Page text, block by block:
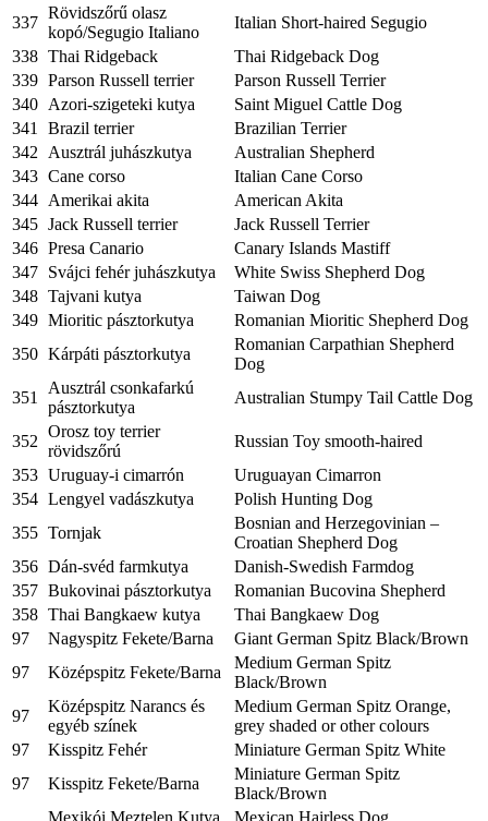
337
Rövidszőrű olasz
kopó/Segugio Italiano
Italian Short-haired Segugio
338 Thai Ridgeback
Thai Ridgeback Dog
339 Parson Russell terrier
Parson Russell Terrier
340 Azori-szigeteki kutya
Saint Miguel Cattle Dog
341
Brazil terrier
Brazilian Terrier
342
Ausztrál juhászkutya
Australian Shepherd
343 Cane corso
Italian Cane Corso
344 Amerikai akita
American Akita
345 Jack Russell terrier
Jack Russell Terrier
346 Presa Canario
Canary Islands Mastiff
347 Svájci fehér juhászkutya
White Swiss Shepherd Dog
348 Tajvani kutya
Taiwan Dog
349 Mioritic pásztorkutya
Romanian Mioritic Shepherd Dog
350 Kárpáti pásztorkutya
Romanian Carpathian Shepherd
Dog
351
Ausztrál csonkafarkú
pásztorkutya
Australian Stumpy Tail Cattle Dog
352
Orosz toy terrier
rövidszőrú
Russian Toy smooth-haired
353 Uruguay-i cimarrón
Uruguayan Cimarron
354 Lengyel vadászkutya
Polish Hunting Dog
355 Tornjak
Bosnian and Herzegovinian –
Croatian Shepherd Dog
356 Dán-svéd farmkutya
Danish-Swedish Farmdog
357 Bukovinai pásztorkutya
Romanian Bucovina Shepherd
358 Thai Bangkaew kutya
Thai Bangkaew Dog
97
Nagyspitz Fekete/Barna
Giant German Spitz Black/Brown
97
Középspitz Fekete/Barna
Medium German Spitz
Black/Brown
97
Középspitz Narancs és
egyéb színek
Medium German Spitz Orange,
grey shaded or other colours
97
Kisspitz Fehér
Miniature German Spitz White
97
Kisspitz Fekete/Barna
Miniature German Spitz
Black/Brown